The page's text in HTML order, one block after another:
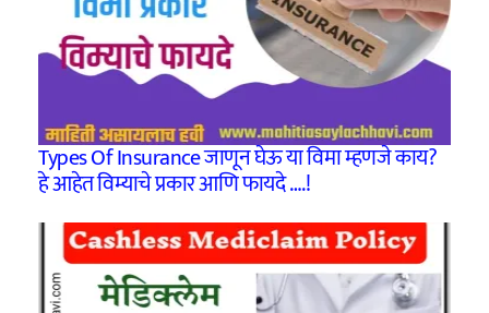
Types Of Insurance जाणून घेऊ या विमा म्हणजे काय?
हे आहेत विम्याचे प्रकार आणि फायदे ….!